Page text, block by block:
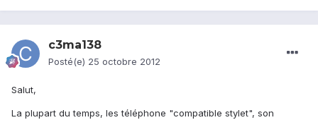
c3ma138
Posté(e) 25 octobre 2012
Salut,
La plupart du temps, les téléphone "compatible stylet", son